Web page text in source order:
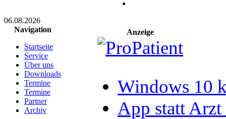
06.08.2026
Navigation
Startseite
Service
Über uns
Downloads
Termine
Termine
Partner
Archiv
Anzeige
Windows 10
App statt Arzt